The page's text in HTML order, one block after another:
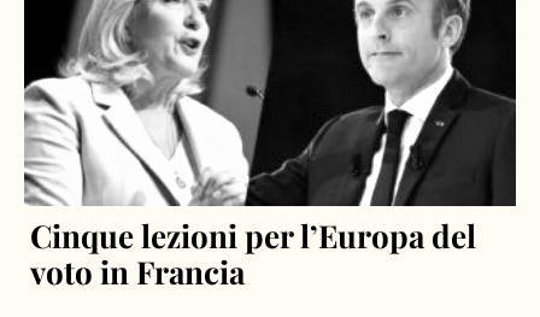
Cinque lezioni per l’Europa del
voto in Francia